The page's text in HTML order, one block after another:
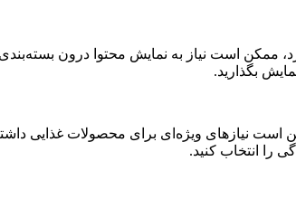
بگذارید.
را انتخاب کنید.